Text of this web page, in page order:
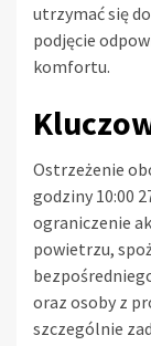
utrzymać się
podjęcie
komfortu.
Ostrzeżenie
godziny 10:00
ograniczenie
powietrzu,
oraz osoby z
szczególnie